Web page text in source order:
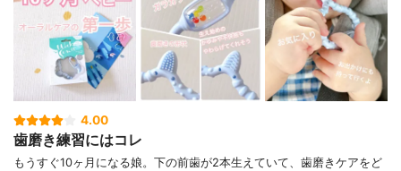
4.00
歯磨き練習にはコレ
もうすぐ10ヶ月になる娘。下の前歯が2本生えていて、歯磨きケアをど